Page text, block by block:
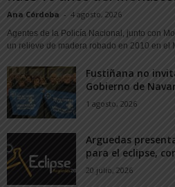
Ana Córdoba - 4 agosto, 2026
Agentes de la Policía Nacional, junto con
un relieve de madera robado en 2010 en el
Fustiñana no
Gobierno de
1 agosto, 2026
Arguedas
para el eclipse,
20 julio, 2026